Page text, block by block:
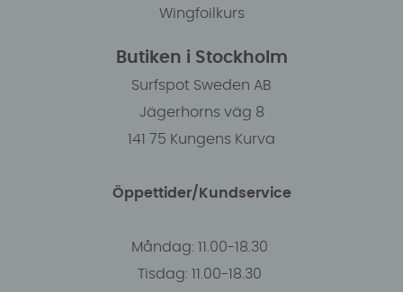
Wingfoilkurs
Butiken i Stockholm
Surfspot Sweden AB
Jägerhorns väg 8
141 75 Kungens Kurva
Öppettider/Kundservice
Måndag: 11.00-18.30
Tisdag: 11.00-18.30